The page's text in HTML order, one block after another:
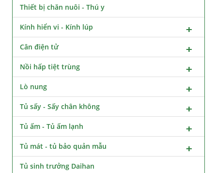
Thiết bị chăn nuôi - Thú y
Kính hiển vi - Kính lúp
Cân điện tử
Nồi hấp tiệt trùng
Lò nung
Tủ sấy - Sấy chân không
Tủ ấm - Tủ ấm lạnh
Tủ mát - tủ bảo quản mẫu
Tủ sinh trưởng Daihan